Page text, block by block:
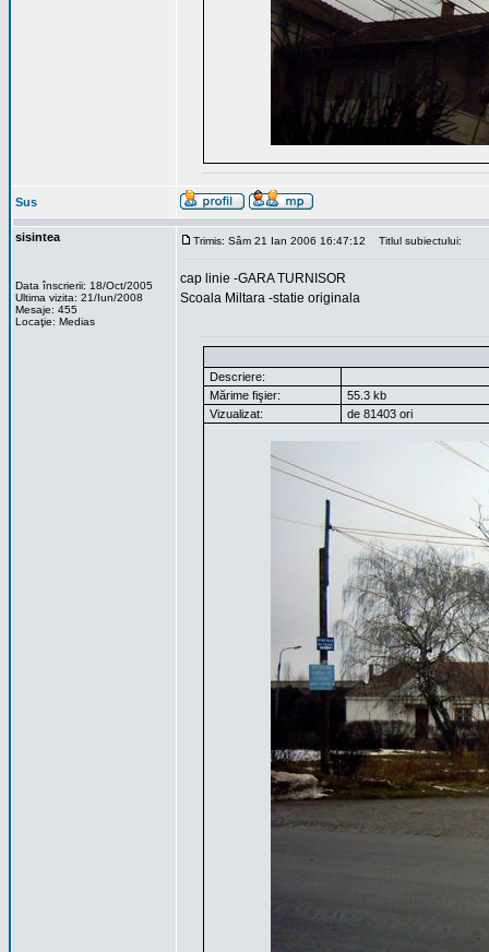
Sus
sisintea
Data înscrierii: 18/Oct/2005
Ultima vizita: 21/Iun/2008
Mesaje: 455
Locaţie: Medias
Trimis: Sâm 21 Ian 2006 16:47:12 Titlul subiectului:
cap linie -GARA TURNISOR
Scoala Miltara -statie originala
Descriere:
Mărime fişier:
55.3 kb
Vizualizat:
de 81403 ori